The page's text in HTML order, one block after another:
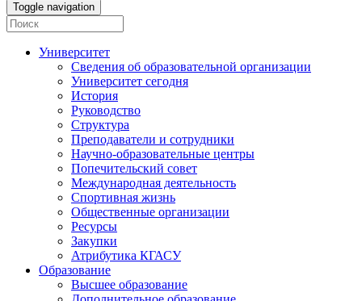
Toggle navigation
Университет
Сведения об образовательной организации
Университет сегодня
История
Руководство
Структура
Преподаватели и сотрудники
Научно-образовательные центры
Попечительский совет
Международная деятельность
Спортивная жизнь
Общественные организации
Ресурсы
Закупки
Атрибутика КГАСУ
Образование
Высшее образование